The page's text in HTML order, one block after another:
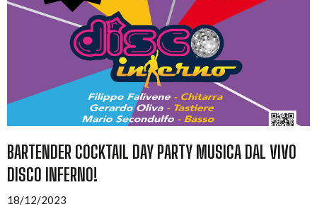
BARTENDER COCKTAIL DAY PARTY MUSICA DAL VIVO
DISCO INFERNO!
18/12/2023